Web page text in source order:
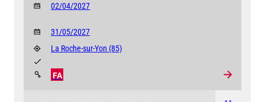
02/04/2027
31/05/2027
La Roche-sur-Yon (85)
FA